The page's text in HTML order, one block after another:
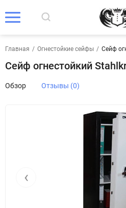
Главная / Огнестойкие сейфы / Сейф
Сейф огнестойкий
Обзор Отзывы (0)
‹